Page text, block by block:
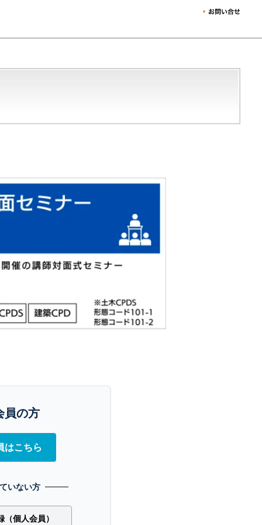
員の方
はこちら
いない方
個人会員）